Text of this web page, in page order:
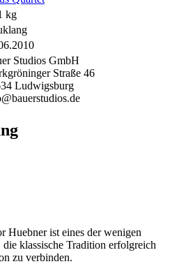
kg
Studios GmbH
Straße 46
Ludwigsburg
ist eines der wenigen
klassische Tradition erfolgreich
zu verbinden.